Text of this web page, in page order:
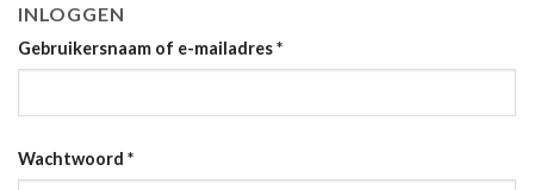
INLOGGEN
Gebruikersnaam of e-mailadres*
Wachtwoord *